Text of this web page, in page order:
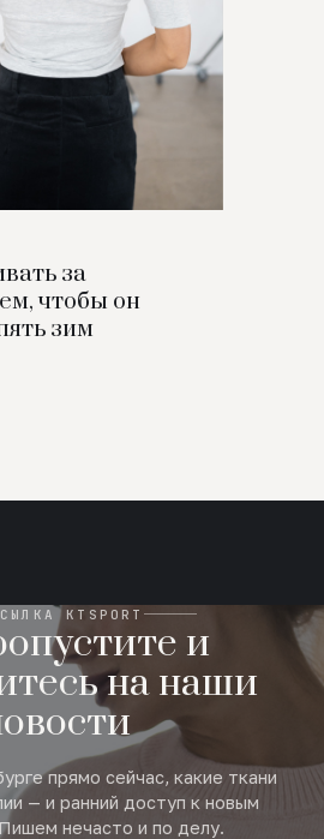
за
чтобы он
зим
KTSPORT
и
на наши
прямо сейчас, какие ткани
— и ранний доступ к новым
нечасто и по делу.